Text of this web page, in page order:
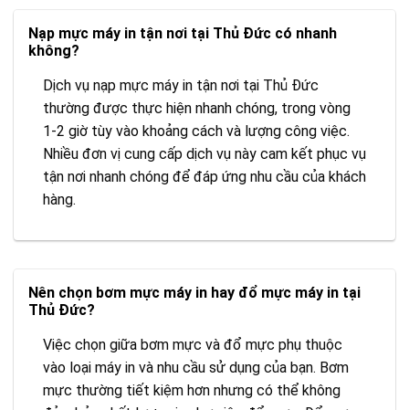
Nạp mực máy in tận nơi tại Thủ Đức có nhanh
không?
Dịch vụ nạp mực máy in tận nơi tại Thủ Đức
thường được thực hiện nhanh chóng, trong vòng
1-2 giờ tùy vào khoảng cách và lượng công việc.
Nhiều đơn vị cung cấp dịch vụ này cam kết phục vụ
tận nơi nhanh chóng để đáp ứng nhu cầu của khách
hàng.
Nên chọn bơm mực máy in hay đổ mực máy in tại
Thủ Đức?
Việc chọn giữa bơm mực và đổ mực phụ thuộc
vào loại máy in và nhu cầu sử dụng của bạn. Bơm
mực thường tiết kiệm hơn nhưng có thể không